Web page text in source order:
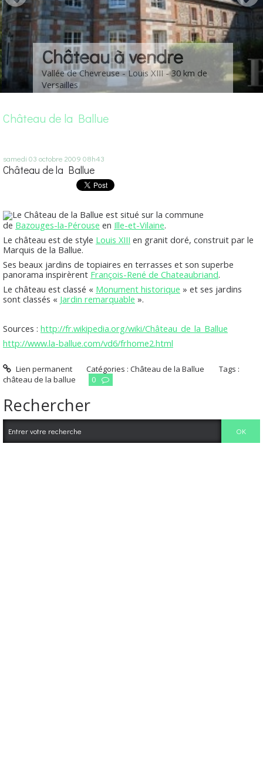
Château à vendre
Vallée de Chevreuse - Louis XIII - 30 km de
Versailles
Château de la Ballue
samedi 03 octobre 2009 08h43
Château de la Ballue
Le Château de la Ballue est situé sur la commune
de Bazouges-la-Pérouse en Ille-et-Vilaine.
Le château est de style Louis XIII en granit doré, construit par le
Marquis de la Ballue.
Ses beaux jardins de topiaires en terrasses et son superbe
panorama inspirèrent François-René de Chateaubriand.
Le château est classé « Monument historique » et ses jardins
sont classés « Jardin remarquable ».
Sources : http://fr.wikipedia.org/wiki/Château_de_la_Ballue
http://www.la-ballue.com/vd6/frhome2.html
Lien permanent Catégories :Château de la Ballue
Tags :
château de la ballue
0
Rechercher